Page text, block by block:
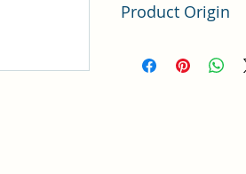
Product Origin